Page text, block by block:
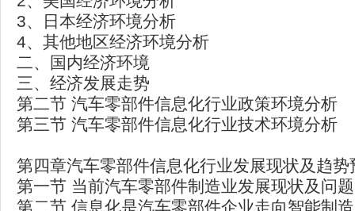
3、日本经济环境分析
4、其他地区经济环境分析
二、国内经济环境
三、经济发展走势
第二节 汽车零部件信息化行业政策环境分析
第三节 汽车零部件信息化行业技术环境分析
第四章汽车零部件信息化行业发展现状及趋势
第一节 当前汽车零部件制造业发展现状及问题
第二节 信息化是汽车零部件企业走向智能制